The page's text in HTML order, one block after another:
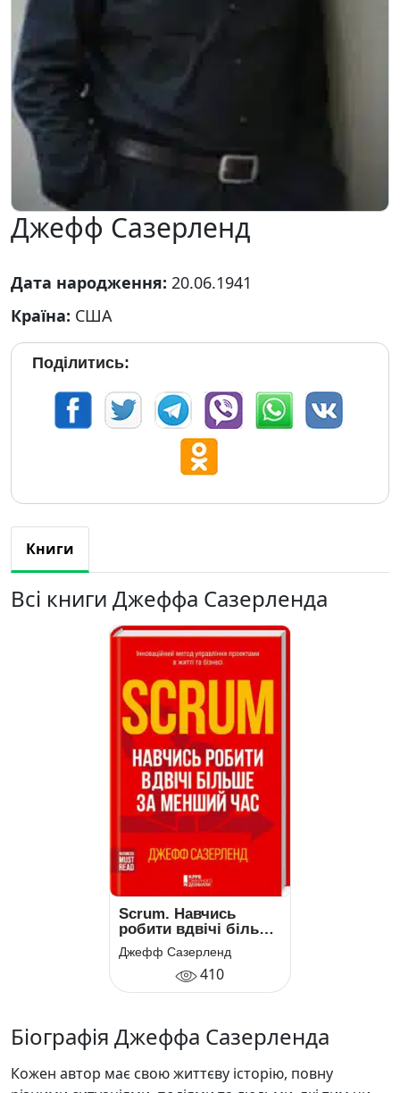
Джефф Сазерленд
Дата народження: 20.06.1941
Країна: США
Поділитись:
Книги
Всі книги Джеффа Сазерленда
Scrum. Навчись
робити вдвічі більше
за менший час
Джефф Сазерленд
410
Біографія Джеффа Сазерленда
Кожен автор має свою життєву історію, повну